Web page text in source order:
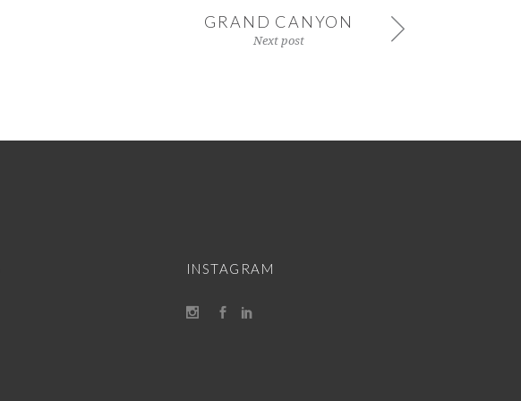
GRAND CANYON
Next post
INSTAGRAM